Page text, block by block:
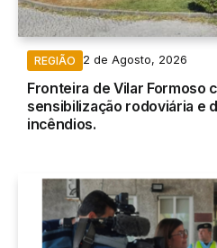
REGIÃO 2 de Agosto, 2026
Fronteira de Vilar Formoso
sensibilização rodoviária e
incêndios.